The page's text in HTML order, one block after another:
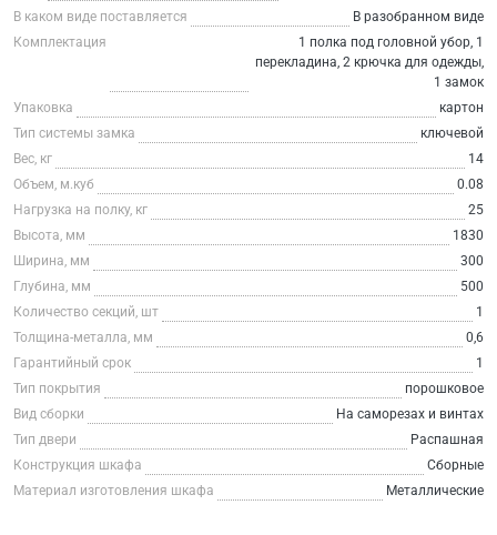
В каком виде поставляется
В разобранном виде
Комплектация
1 полка под головной убор, 1
перекладина, 2 крючка для одежды,
1 замок
Упаковка
картон
Тип системы замка
ключевой
Вес, кг
14
Объем, м.куб
0.08
Нагрузка на полку, кг
25
Высота, мм
1830
Ширина, мм
300
Глубина, мм
500
Количество секций, шт
1
Толщина-металла, мм
0,6
Гарантийный срок
1
Тип покрытия
порошковое
Вид сборки
На саморезах и винтах
Тип двери
Распашная
Конструкция шкафа
Сборные
Материал изготовления шкафа
Металлические